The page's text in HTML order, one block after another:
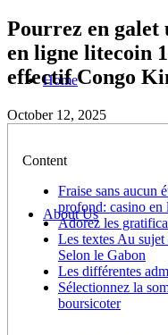
Home
About Us
Pourrez en galet
en ligne litecoin
effectif Congo
October 12, 2025
Content
Fraise sans aucun
profond: casino
Adorez les
Les textes Au
Selon le Gabon
Les différentes
Sélectionnez la
boursicoter